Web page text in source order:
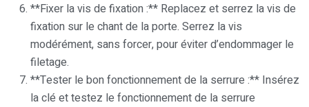
**Fixer la vis de fixation :** Replacez et serrez la vis de
fixation sur le chant de la porte. Serrez la vis
modérément, sans forcer, pour éviter d’endommager le
filetage.
**Tester le bon fonctionnement de la serrure :** Insérez
la clé et testez le fonctionnement de la serrure